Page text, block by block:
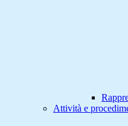
Attività e